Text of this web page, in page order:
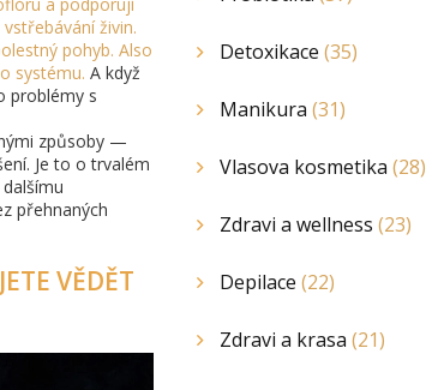
živin.
pohyb. Also
systému. A když
problémy s
způsoby —
Je to o trvalém
přehnaných
VĚDĚT
Detoxikace (35)
Manikura (31)
Vlasova kosmetika (28)
Zdravi a wellness (23)
Depilace (22)
Zdravi a krasa (21)